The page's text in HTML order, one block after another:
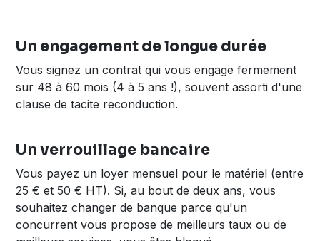
Un engagement de longue durée
Vous signez un contrat qui vous engage fermement
sur 48 à 60 mois (4 à 5 ans !), souvent assorti d'une
clause de tacite reconduction.
Un verrouillage bancaire
Vous payez un loyer mensuel pour le matériel (entre
25 € et 50 € HT). Si, au bout de deux ans, vous
souhaitez changer de banque parce qu'un
concurrent vous propose de meilleurs taux ou de